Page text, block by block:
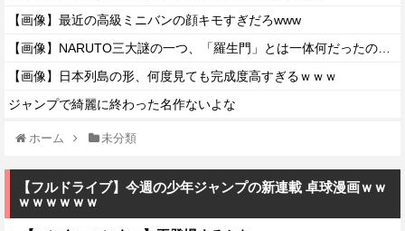
【画像】最近の高級ミニバンの顔キモすぎだろwww
【画像】日本列島の形、何度見ても完成度高すぎるｗｗｗ
ジャンプで綺麗に終わった名作ないよな
ホーム 未分類
【フルドライブ】今週の少年ジャンプの新連載 卓球漫画ｗｗ
ｗｗｗｗｗｗ